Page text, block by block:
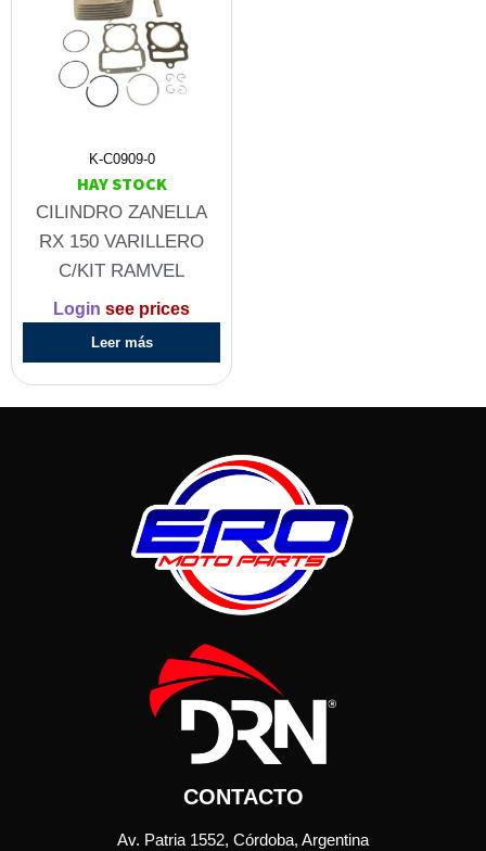
K-C0909-0
HAY STOCK
CILINDRO ZANELLA
RX 150 VARILLERO
C/KIT RAMVEL
Login see prices
Leer más
CONTACTO
Av. Patria 1552, Córdoba, Argentina